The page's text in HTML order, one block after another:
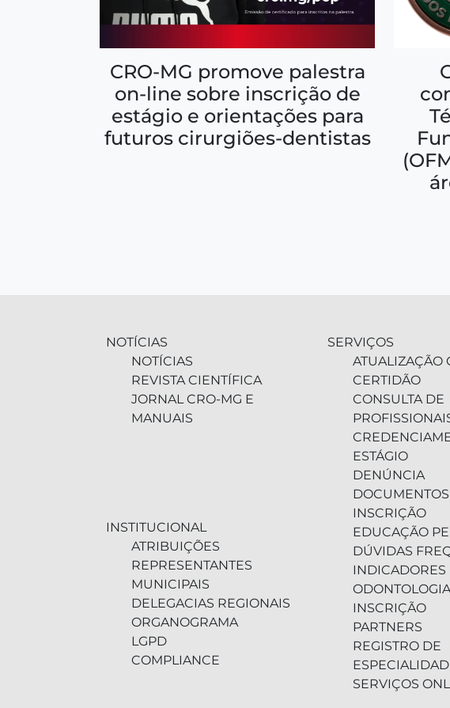
CRO-MG promove palestra
on-line sobre inscrição de
estágio e orientações para
futuros cirurgiões-dentistas
NOTÍCIAS
NOTÍCIAS
REVISTA CIENTÍFICA
JORNAL CRO-MG E
MANUAIS
INSTITUCIONAL
ATRIBUIÇÕES
REPRESENTANTES
MUNICIPAIS
DELEGACIAS REGIONAIS
ORGANOGRAMA
LGPD
COMPLIANCE
SERVIÇOS
ATUALIZAÇÃO
CERTIDÃO
CONSULTA DE
ESTÁGIO
DENÚNCIA
INSCRIÇÃO
EDUCAÇÃO
DÚVIDAS
INDICADORES
ODONTOLOGIA
INSCRIÇÃO
PARTNERS
REGISTRO DE
SERVIÇOS